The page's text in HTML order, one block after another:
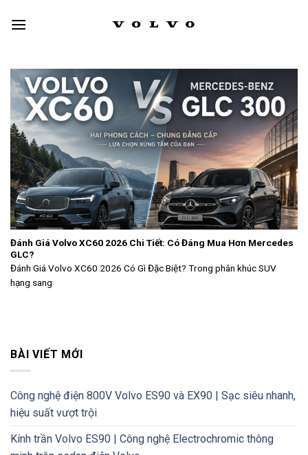
Đánh Giá Volvo XC60 2026 Chi Tiết: Có Đáng Mua Hơn Mercedes
GLC?
Đánh Giá Volvo XC60 2026 Có Gì Đặc Biệt? Trong phân khúc SUV
hạng sang
BÀI VIẾT MỚI
Công nghệ điện 800V Volvo ES90 và EX90 | Sạc siêu nhanh,
hiệu suất vượt trội
Kính trần Volvo ES90 | Công nghệ Electrochromic thông